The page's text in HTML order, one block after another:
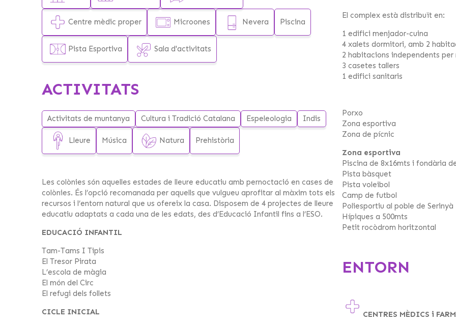
Centre mèdic proper Microones Nevera Piscina
Pista Esportiva Sala d'activitats
ACTIVITATS
Activitats de muntanya Cultura i Tradició Catalana Espeleologia Indis
Lleure Música Natura Prehistòria
Les colònies són aquelles estades de lleure educatiu amb pernoctació en cases de
colònies. És l’opció recomanada per aquells que vulgueu aprofitar al màxim tots els
recursos i l’entorn natural que us ofereix la casa. Disposem de 4 projectes de lleure
educatiu adaptats a cada una de les edats, des d’Educació Infantil fins a l’ESO.
EDUCACIÓ INFANTIL
Tam-Tams I Tipis
El Tresor Pirata
L’escola de màgia
El món del Circ
El refugi dels follets
CICLE INICIAL
El complex està distribuït en:
1 edifici menjador-cuina
4 xalets dormitori, amb 2
2 habitacions independents per
3 casetes tallers
1 edifici sanitaris
Porxo
Zona esportiva
Zona de pícnic
Zona esportiva
Piscina de 8x16mts i fondària
Pista bàsquet
Pista voleibol
Camp de futbol
Poliesportiu al poble de Serinyà
Hípiques a 500mts
Petit rocòdrom horitzontal
ENTORN
CENTRES MÈDICS i